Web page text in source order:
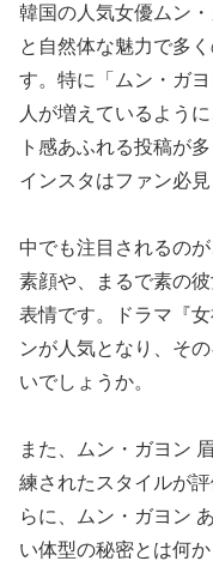
韓国の人気女優ムン
と自然体な魅力で多
す。特に「ムン・ガ
人が増えているよう
ト感あふれる投稿が
インスタはファン必
中でも注目されるの
素顔や、まるで素の
表情です。ドラマ『
ンが人気となり、そ
いでしょうか。
また、ムン・ガヨン
練されたスタイルが
らに、ムン・ガヨン
い体型の秘密とは何